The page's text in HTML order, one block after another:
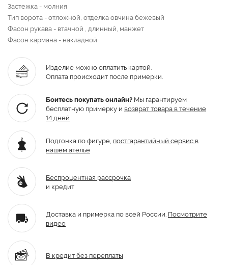
Застежка - молния
Тип ворота - отложной, отделка овчина бежевый
Фасон рукава - втачной , длинный, манжет
Фасон кармана - накладной
Изделие можно оплатить картой.
Оплата происходит после примерки.
Боитесь покупать онлайн? Мы гарантируем
бесплатную примерку и возврат товара в течение
14 дней
Подгонка по фигуре, постгарантийный сервис в
нашем ателье
Беспроцентная рассрочка
и кредит
Доставка и примерка по всей России. Посмотрите
видео
В кредит без переплаты